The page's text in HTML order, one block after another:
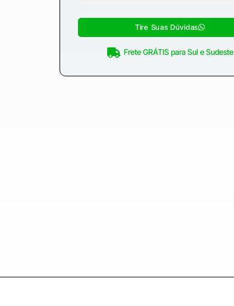
Tire Suas Dúvidas
Frete GRÁTIS para Sul e Sudeste